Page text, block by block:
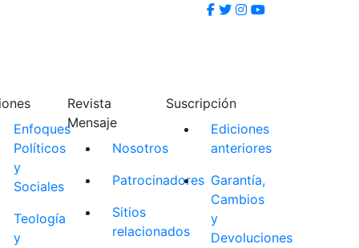
Enfoques
Políticos
y
Sociales
Teología
y
Revista
Mensaje
Nosotros
Patrocinadores
Sitios
relacionados
Suscripción
Ediciones
anteriores
Garantía,
Cambios
y
Devoluciones